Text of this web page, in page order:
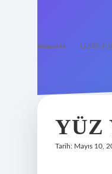
Anasayfa Gizlilik
YÜZ
Tarih: Mayıs 10,